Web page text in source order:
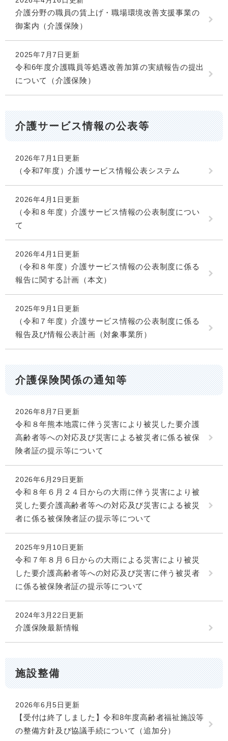
介護分野の職員の賃上げ・職場環境改善支援事業の
御案内（介護保険）
2025年7月7日更新
令和6年度介護職員等処遇改善加算の実績報告の提出
について（介護保険）
介護サービス情報の公表等
2026年7月1日更新
（令和7年度）介護サービス情報公表システム
2026年4月1日更新
（令和８年度）介護サービス情報の公表制度につい
て
2026年4月1日更新
（令和８年度）介護サービス情報の公表制度に係る
報告に関する計画（本文）
2025年9月1日更新
（令和７年度）介護サービス情報の公表制度に係る
報告及び情報公表計画（対象事業所）
介護保険関係の通知等
2026年8月7日更新
令和８年熊本地震に伴う災害により被災した要介護
高齢者等への対応及び災害による被災者に係る被保
険者証の提示等について
2026年6月29日更新
令和８年６月２４日からの大雨に伴う災害により被
災した要介護高齢者等への対応及び災害による被災
者に係る被保険者証の提示等について
2025年9月10日更新
令和７年８月６日からの大雨による災害により被災
した要介護高齢者等への対応及び災害に伴う被災者
に係る被保険者証の提示等について
2024年3月22日更新
介護保険最新情報
施設整備
2026年6月5日更新
【受付は終了しました】令和8年度高齢者福祉施設等
の整備方針及び協議手続について（追加分）